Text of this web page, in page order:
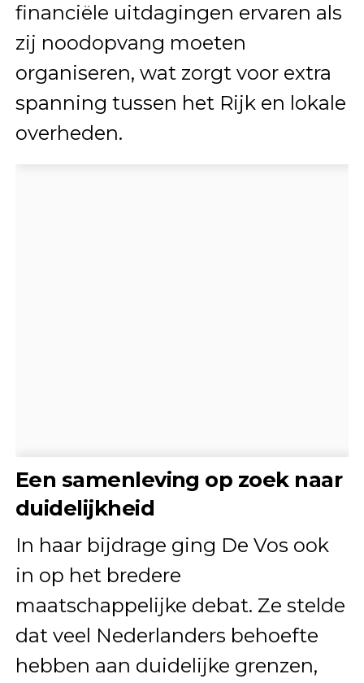
financiële uitdagingen ervaren als
zij noodopvang moeten
organiseren, wat zorgt voor extra
spanning tussen het Rijk en lokale
overheden.
Een samenleving op zoek naar
duidelijkheid
In haar bijdrage ging De Vos ook
in op het bredere
maatschappelijke debat. Ze stelde
dat veel Nederlanders behoefte
hebben aan duidelijke grenzen,